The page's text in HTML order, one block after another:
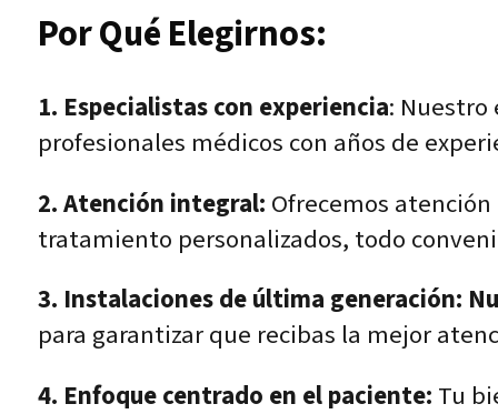
Por Qué Elegirnos:
1. Especialistas con experiencia:
profesionales médicos con años de
2. Atención integral: Ofrecemos
tratamiento personalizados, todo
3. Instalaciones de última generación:
para garantizar que recibas la mejor
4. Enfoque centrado en el paciente: Tu